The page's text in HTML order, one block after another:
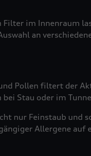
im Innenraum
an
Pollen filtert der
bei Stau oder im
nur Feinstaub und
Allergene auf